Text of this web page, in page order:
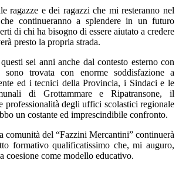
ragazze e dei ragazziche mi resteranno nel
continueranno a splendere in un futuro
di chi ha bisogno di essere aiutato a credere
presto la propria strada.
sei anni anche dal contesto esterno con
trovata con enorme soddisfazione a
ed i tecnici della Provincia, i Sindaci e le
di Grottammare e Ripatransone, il
professionalità degli uffici scolastici regionale
un costante ed imprescindibile confronto.
comunità del “Fazzini Mercantini” continuerà
formativo qualificatissimo che, mi auguro,
coesione come modello educativo.